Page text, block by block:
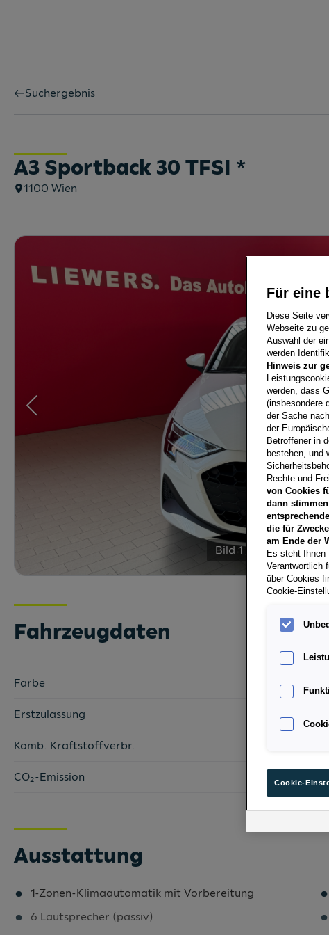
Suchergebnis
A3 Sportback 30 TFSI *
1100 Wien
Bild 1/
Fahrzeugdaten
Farbe
Erstzulassung
Komb. Kraftstoffverbr.
CO₂-Emission
Ausstattung
1-Zonen-Klimaautomatik mit Vorbereitung
6 Lautsprecher (passiv)
Für eine
Diese Seite
Webseite zu
Auswahl der
werden
Hinweis zur
werden, dass
(insbesondere
der Sache
der
Betroffener in
bestehen, und
Rechte und
von Cookies
dann
die für
am Ende der
Es steht Ihnen
Verantwortlich
über Cookies
Cookie-
Cookie-